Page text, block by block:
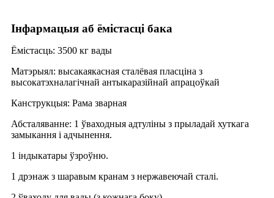
Інфармацыя аб ёмістасці бака
Ёмістасць: 3500 кг вады
Матэрыял: высакаякасная сталёвая пласціна з
высокатэхналагічнай антыкаразійнай апрацоўкай
Канструкцыя: Рама зварная
Абсталяванне: 1 ўваходныя адтуліны з прыладай хуткага
замыкання і адчынення.
1 індыкатары ўзроўню.
1 дрэнаж з шаравым кранам з нержавеючай сталі.